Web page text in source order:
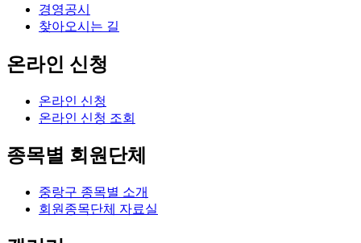
경영공시
찾아오시는 길
온라인 신청
온라인 신청
온라인 신청 조회
종목별 회원단체
중랑구 종목별 소개
회원종목단체 자료실